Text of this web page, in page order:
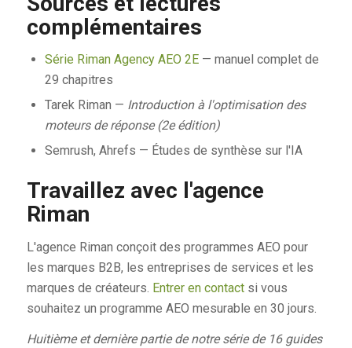
complémentaires
Série Riman Agency AEO 2E— manuel complet de
29 chapitres
Tarek Riman — Introduction à l'optimisation des
moteurs de réponse (2e édition)
Semrush, Ahrefs — Études de synthèse sur l'IA
Travaillez avec l'agence
Riman
L'agence Riman conçoit des programmes AEO pour
les marques B2B, les entreprises de services et les
marques de créateurs. Entrer en contactsi vous
souhaitez un programme AEO mesurable en 30 jours.
Huitième et dernière partie de notre série de 16 guides